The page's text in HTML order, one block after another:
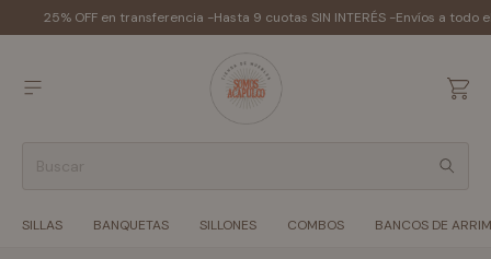
25% OFF en transferencia -Hasta 9 cuotas SIN INTERÉS -Envíos a todo
SILLAS BANQUETAS SILLONES COMBOS BANCOS DE